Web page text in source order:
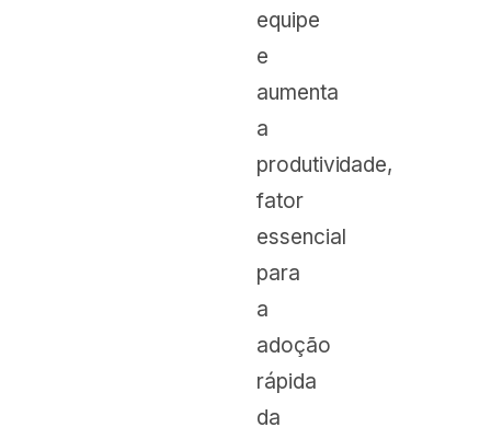
equipe
e
aumenta
a
produtividade,
fator
essencial
para
a
adoção
rápida
da